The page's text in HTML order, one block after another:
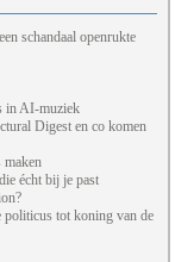
schandaal openrukte
in AI-muziek
Digest en co komen
maken
écht bij je past
politicus tot koning van de